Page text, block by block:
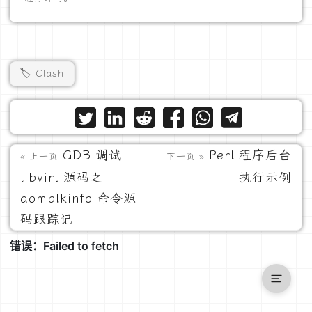
🏷️ Clash
« 上一页 GDB 调试
libvirt 源码之
domblkinfo 命令源
码跟踪记
下一页 » Perl 程序后台
执行示例